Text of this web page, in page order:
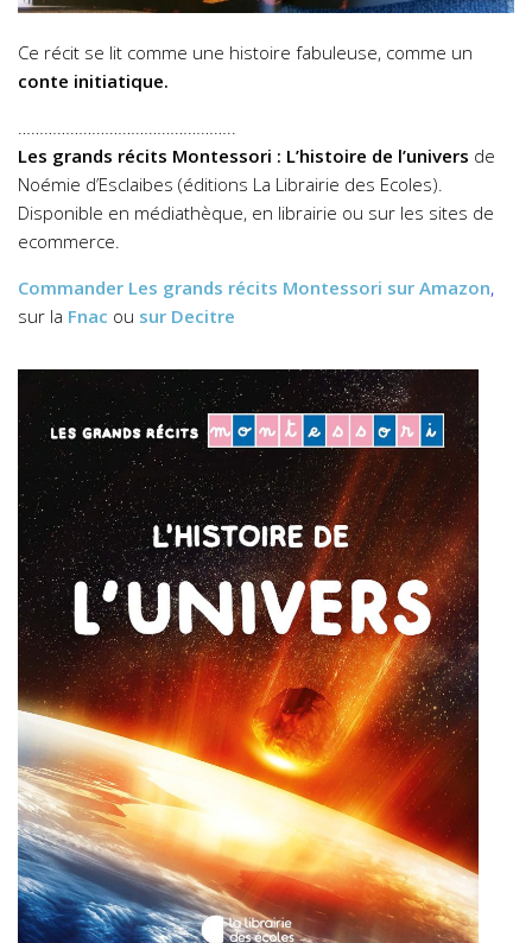
Ce récit se lit comme une histoire fabuleuse, comme un
conte initiatique.
Les grands récits Montessori : L’histoire de l’univers de
Noémie d’Esclaibes (éditions La Librairie des Ecoles).
Disponible en médiathèque, en librairie ou sur les sites de
ecommerce.
Commander Les grands récits Montessori sur Amazon,
sur la Fnac ou sur Decitre